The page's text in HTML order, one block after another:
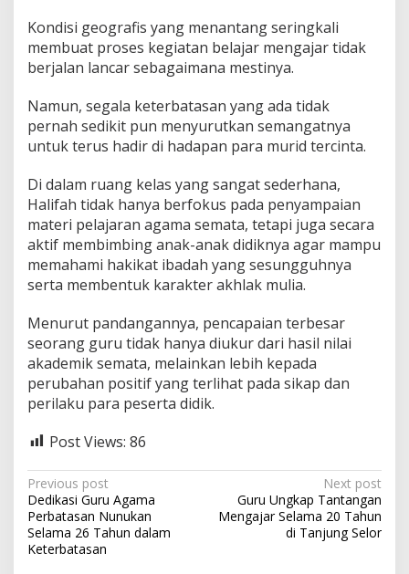
Kondisi geografis yang menantang seringkali
membuat proses kegiatan belajar mengajar tidak
berjalan lancar sebagaimana mestinya.
Namun, segala keterbatasan yang ada tidak
pernah sedikit pun menyurutkan semangatnya
untuk terus hadir di hadapan para murid tercinta.
Di dalam ruang kelas yang sangat sederhana,
Halifah tidak hanya berfokus pada penyampaian
materi pelajaran agama semata, tetapi juga secara
aktif membimbing anak-anak didiknya agar mampu
memahami hakikat ibadah yang sesungguhnya
serta membentuk karakter akhlak mulia.
Menurut pandangannya, pencapaian terbesar
seorang guru tidak hanya diukur dari hasil nilai
akademik semata, melainkan lebih kepada
perubahan positif yang terlihat pada sikap dan
perilaku para peserta didik.
Post Views: 86
P
o
s
Previous post
Dedikasi Guru Agama
Perbatasan Nunukan
Selama 26 Tahun dalam
Keterbatasan
Next post
Guru Ungkap Tantangan
Mengajar Selama 20 Tahun
di Tanjung Selor